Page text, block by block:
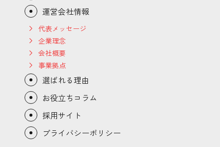
運営会社情報
代表メッセージ
企業理念
会社概要
事業拠点
選ばれる理由
お役立ちコラム
採用サイト
プライバシーポリシー